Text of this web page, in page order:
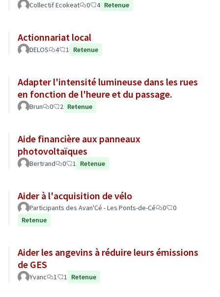
Collectif Ecokeat 0 4 Retenue
Actionnariat local
DELOS 4 1 Retenue
Adapter l'intensité lumineuse dans les rues
en fonction de l'heure et du passage.
Brun 0 2 Retenue
Aide financière aux panneaux
photovoltaïques
Bertrand 0 1 Retenue
Aider à l'acquisition de vélo
Participants des Avan'Cé - Les Ponts-de-Cé 0
0
Retenue
Aider les angevins à réduire leurs émissions
de GES
Yvanc 1 1 Retenue